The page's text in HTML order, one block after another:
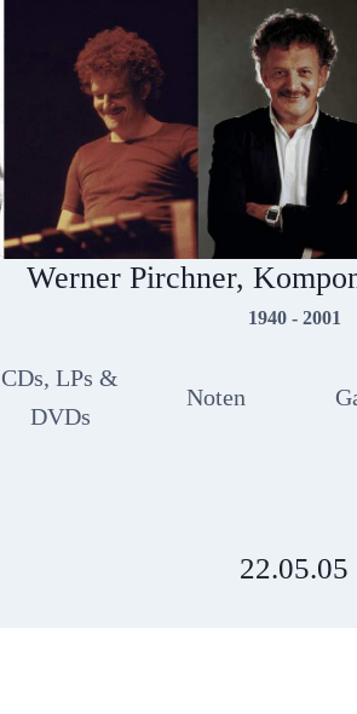
Werner Pirchner,
1940 - 2001
CDs, LPs &
DVDs
Noten
22.05.05